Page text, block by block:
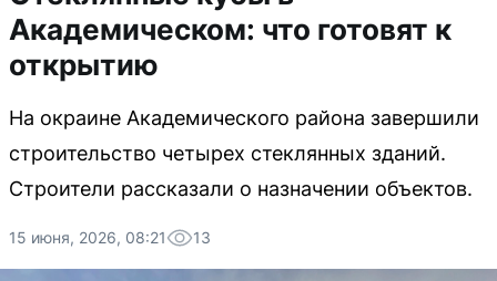
Академическом: что готовят к
открытию
На окраине Академического района завершили
строительство четырех стеклянных зданий.
Строители рассказали о назначении объектов.
15 июня, 2026, 08:21 13